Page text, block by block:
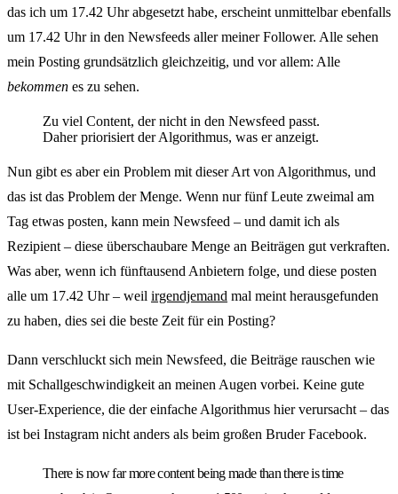
das ich um 17.42 Uhr abgesetzt habe, erscheint unmittelbar ebenfalls
um 17.42 Uhr in den Newsfeeds aller meiner Follower. Alle sehen
mein Posting grundsätzlich gleichzeitig, und vor allem: Alle
bekommen es zu sehen.
Zu viel Content, der nicht in den Newsfeed passt.
Daher priorisiert der Algorithmus, was er anzeigt.
Nun gibt es aber ein Problem mit dieser Art von Algorithmus, und
das ist das Problem der Menge. Wenn nur fünf Leute zweimal am
Tag etwas posten, kann mein Newsfeed – und damit ich als
Rezipient – diese überschaubare Menge an Beiträgen gut verkraften.
Was aber, wenn ich fünftausend Anbietern folge, und diese posten
alle um 17.42 Uhr – weil irgendjemand mal meint herausgefunden
zu haben, dies sei die beste Zeit für ein Posting?
Dann verschluckt sich mein Newsfeed, die Beiträge rauschen wie
mit Schallgeschwindigkeit an meinen Augen vorbei. Keine gute
User-Experience, die der einfache Algorithmus hier verursacht – das
ist bei Instagram nicht anders als beim großen Bruder Facebook.
There is now far more content being made than there is time